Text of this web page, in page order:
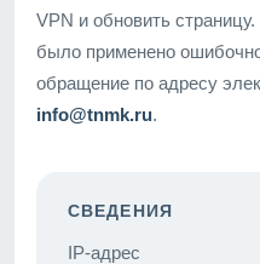
VPN и обновить
было применено
обращение по адресу
info@tnmk.ru.
СВЕДЕНИЯ
IP-адрес